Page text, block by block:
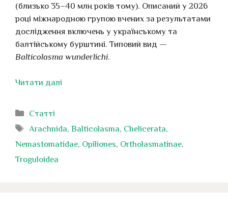
(близько 35–40 млн років тому). Описаний у 2026
році міжнародною групою вчених за результатами
дослідження включень у українському та
балтійському бурштині. Типовий вид —
Balticolasma wunderlichi.
Читати далі
Категорії
Статті
Позначки
Arachnida,Balticolasma, Chelicerata,
Nemastomatidae, Opiliones, Ortholasmatinae,
Troguloidea